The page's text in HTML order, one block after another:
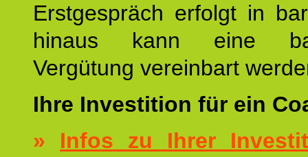
Erstgespräch erfolgt in
hinaus kann eine
Vergütung vereinbart
Ihre Investition für ein
» Infos zu Ihrer